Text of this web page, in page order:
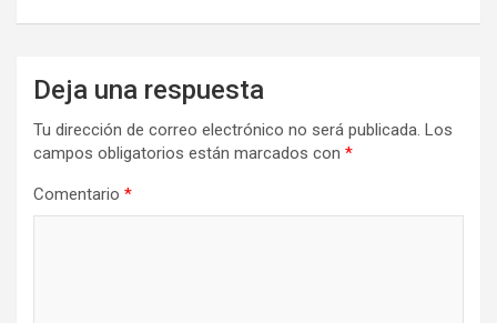
Deja una respuesta
Tu dirección de correo electrónico no será publicada. Los
campos obligatorios están marcados con *
Comentario *